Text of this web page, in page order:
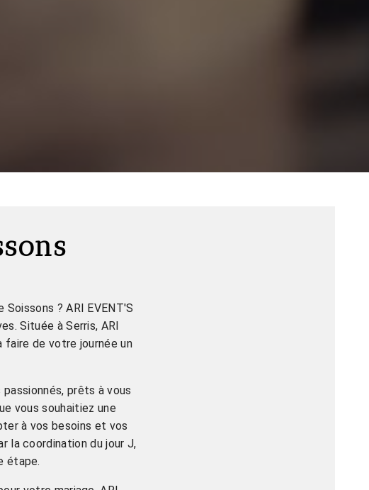
? ARI EVENT'S
Située à Serris, ARI
faire de votre journée un
prêts à vous
vous souhaitiez une
à vos besoins et vos
la coordination du jour J,
étape.